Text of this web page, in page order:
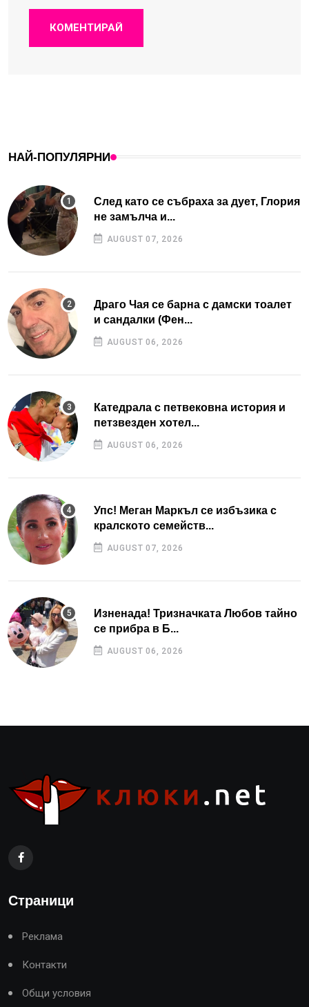
КОМЕНТИРАЙ
НАЙ-ПОПУЛЯРНИ
След като се събраха за дует, Глория
не замълча и...
AUGUST 07, 2026
Драго Чая се барна с дамски тоалет
и сандалки (Фен...
AUGUST 06, 2026
Катедрала с петвековна история и
петзвезден хотел...
AUGUST 06, 2026
Упс! Меган Маркъл се избъзика с
кралското семейств...
AUGUST 07, 2026
Изненада! Тризначката Любов тайно
се прибра в Б...
AUGUST 06, 2026
Страници
Реклама
Контакти
Общи условия